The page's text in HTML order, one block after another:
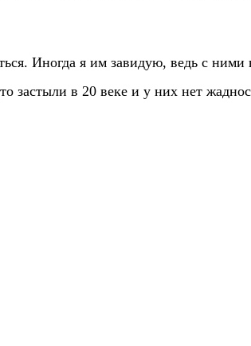
Иногда я им завидую, ведь с ними
застыли в 20 веке и у них нет